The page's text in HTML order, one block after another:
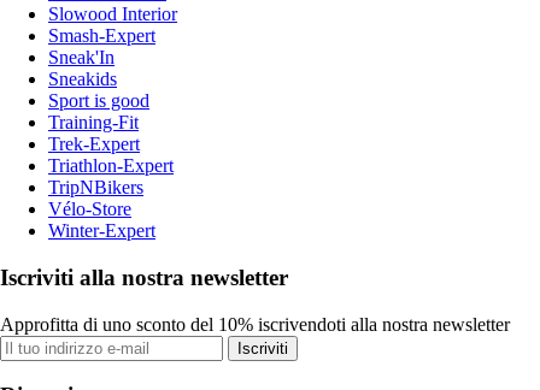
Slowood Interior
Smash-Expert
Sneak'In
Sneakids
Sport is good
Training-Fit
Trek-Expert
Triathlon-Expert
TripNBikers
Vélo-Store
Winter-Expert
Iscriviti alla nostra newsletter
Approfitta di uno sconto del 10% iscrivendoti alla nostra newsletter
Iscriviti